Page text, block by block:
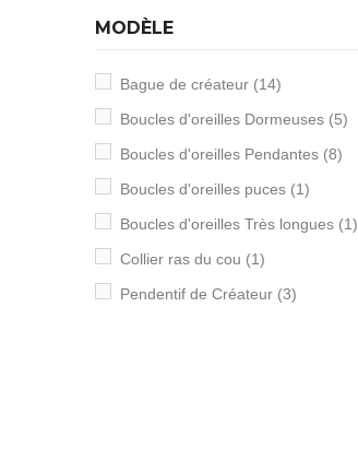
MODÈLE
Bague de créateur (14)
Boucles d'oreilles Dormeuses (5)
Boucles d'oreilles Pendantes (8)
Boucles d'oreilles puces (1)
Boucles d'oreilles Très longues (1)
Collier ras du cou (1)
Pendentif de Créateur (3)